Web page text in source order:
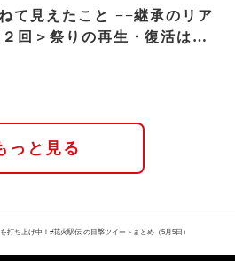
て見えたこと −−継承のリア
回＞祭りの再生・復活はな
っと見る
打ち上げ中！#花火駅伝 の目撃ツイートまとめ（5月5日）